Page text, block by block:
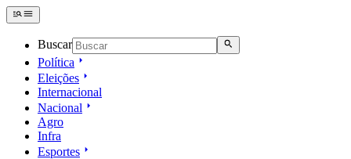
Buscar
Política
Eleições
Internacional
Nacional
Agro
Infra
Esportes